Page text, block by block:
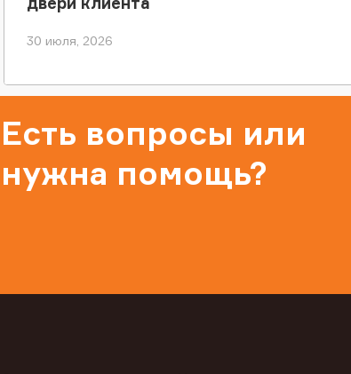
30 июля, 2026
Есть вопросы или
нужна помощь?